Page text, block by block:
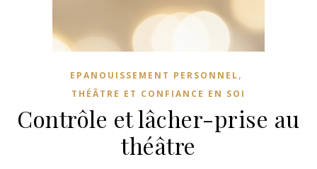
EPANOUISSEMENT PERSONNEL,
THÉÂTRE ET CONFIANCE EN SOI
Contrôle et lâcher-prise au
théâtre